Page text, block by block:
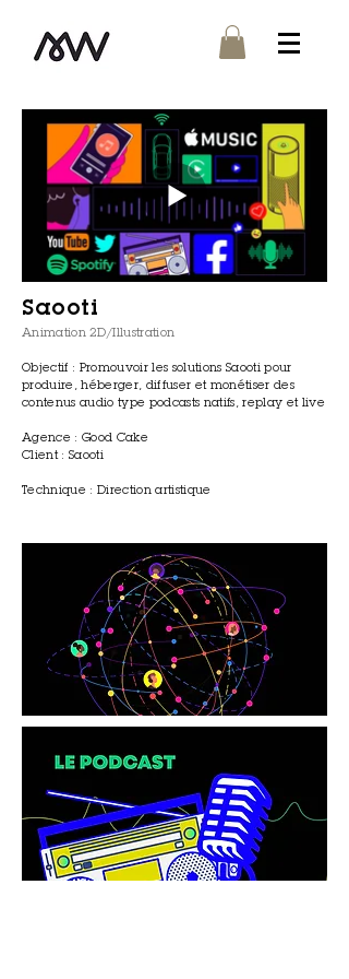
Saooti
Animation 2D/Illustration
Objectif : Promouvoir les solutions Saooti pour
produire, héberger, diffuser et monétiser des
contenus audio type podcasts natifs, replay et live
Agence : Good Cake
Client : Saooti
Technique : Direction artistique